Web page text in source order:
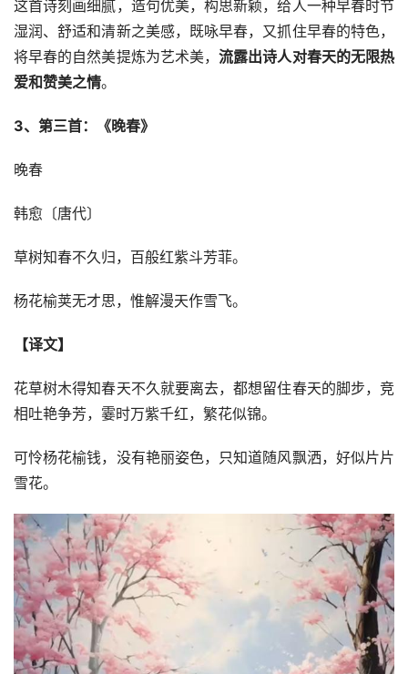
这首诗刻画细腻，造句优美，构思新颖，给人一种早春时节
湿润、舒适和清新之美感，既咏早春，又抓住早春的特色，
将早春的自然美提炼为艺术美，流露出诗人对春天的无限热
爱和赞美之情。
3、第三首：《晚春》
晚春
韩愈〔唐代〕
草树知春不久归，百般红紫斗芳菲。
杨花榆荚无才思，惟解漫天作雪飞。
【译文】
花草树木得知春天不久就要离去，都想留住春天的脚步，竞
相吐艳争芳，霎时万紫千红，繁花似锦。
可怜杨花榆钱，没有艳丽姿色，只知道随风飘洒，好似片片
雪花。